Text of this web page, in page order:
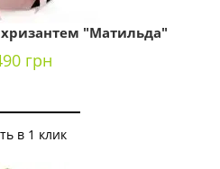
хризантем "Матильда"
грн
в 1 клик